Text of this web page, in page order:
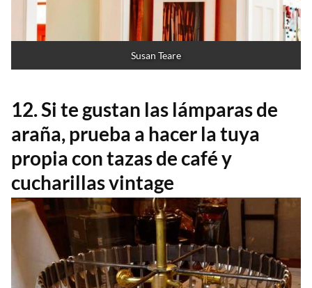
Susan Teare
12. Si te gustan las lámparas de
araña, prueba a hacer la tuya
propia con tazas de café y
cucharillas vintage